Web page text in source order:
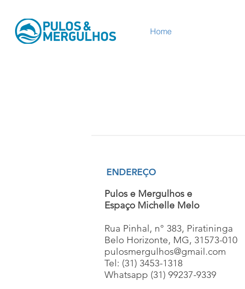
Home
ENDEREÇO
Pulos e Mergulhos e
Espaço Michelle Melo
Rua Pinhal, n° 383, Piratininga
Belo Horizonte, MG, 31573-010
pulosmergulhos@gmail.com
Tel: (31) 3453-1318
Whatsapp (31) 99237-9339